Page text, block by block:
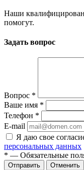
Наши
помогут.
Задать вопрос
Вопрос *
Ваше имя *
Телефон *
E-mail
Я даю свое
персональных данных
* — Обязательные
Отменить